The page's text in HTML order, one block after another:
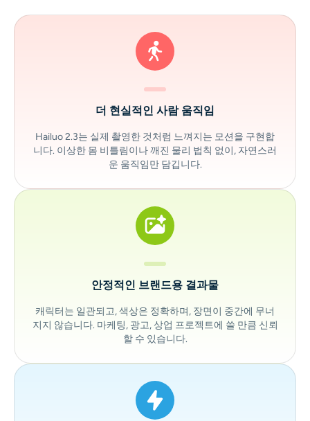
더 현실적인 사람 움직임
Hailuo 2.3는 실제 촬영한 것처럼 느껴지는 모션을 구현합
니다. 이상한 몸 비틀림이나 깨진 물리 법칙 없이, 자연스러
운 움직임만 담깁니다.
안정적인 브랜드용 결과물
캐릭터는 일관되고, 색상은 정확하며, 장면이 중간에 무너
지지 않습니다. 마케팅, 광고, 상업 프로젝트에 쓸 만큼 신뢰
할 수 있습니다.